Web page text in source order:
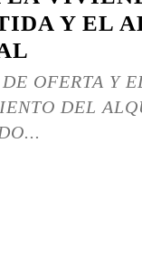
Y EL
OFERTA Y
DEL